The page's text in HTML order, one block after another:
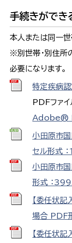
手続きができ
本人または同一世
※別世帯・別住所
必要になります。
特定疾病
PDFファイ
Adobe®
小田原市
セル形式
小田原市
形式 ：
【委任状記
場合 PDF
【委任状